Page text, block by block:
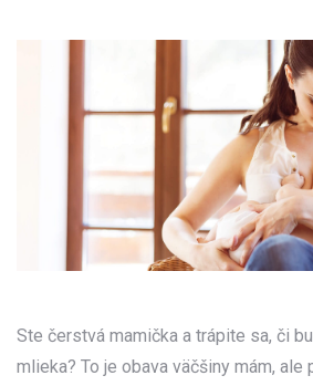
Ste čerstvá mamička a trápite sa, či
mlieka? To je obava väčšiny mám, ale